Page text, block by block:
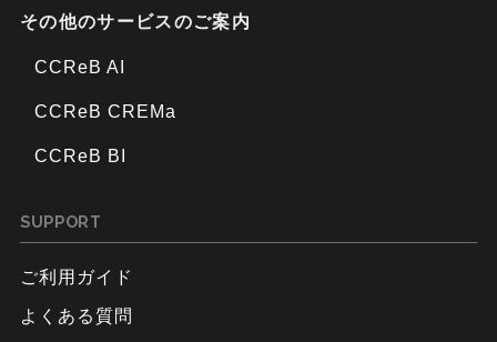
その他のサービスのご案内
CCReB AI
CCReB CREMa
CCReB BI
SUPPORT
ご利用ガイド
よくある質問